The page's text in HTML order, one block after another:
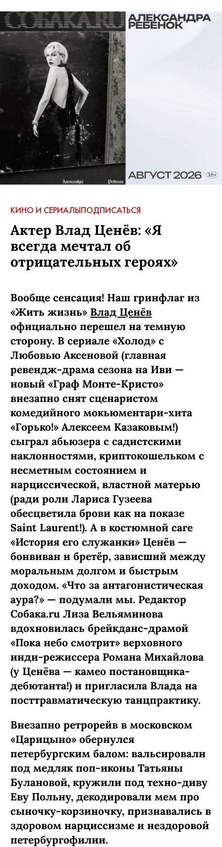
КИНО И СЕРИАЛЫПОДПИСАТЬСЯ
Актер Влад Ценёв: «Я
всегда мечтал об
отрицательных героях»
Вообще сенсация! Наш гринфлаг из
«Жить жизнь» Влад Ценёв
официально перешел на темную
сторону. В сериале «Холод» с
Любовью Аксеновой (главная
ревендж-­драма сезона на Иви —
новый «Граф Монте-­Кристо»
внезапно снят сценаристом
комедийного мокьюментари-хита
«Горько!» Алексеем Казаковым!)
сыграл абьюзера с садистскими
наклонностями, криптокошельком с
несметным состоянием и
нарциссической, властной матерью
(ради роли Лариса Гузеева
обесцветила брови как на показе
Saint Laurent!). А в костюмной саге
«История его служанки» Ценёв —
бонвиван и бретёр, зависший между
моральным долгом и быстрым
доходом. «Что за антагонистическая
аура?» — подумали мы. Редактор
Собака.ru Лиза Вельяминова
вдохновилась брейкданс-­драмой
«Пока небо смотрит» верховного
инди-режиссера Романа Михайлова
(у Ценёва — камео постановщика-
дебютанта!) и пригласила Влада на
посттравматическую танцпрактику.
Внезапно ретрорейв в московском
«Царицыно» обернулся
петербургским балом: вальсировали
под медляк поп-иконы Татьяны
Булановой, кружили под техно-диву
Еву Польну, декодировали мем про
сыночку-­корзиночку, признавались в
здоровом нарциссизме и нездоровой
петербургофилии.